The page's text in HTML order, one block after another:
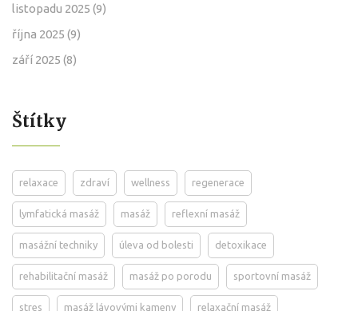
listopadu 2025 (9)
října 2025 (9)
září 2025 (8)
Štítky
relaxace zdraví wellness regenerace
lymfatická masáž masáž reflexní masáž
masážní techniky úleva od bolesti detoxikace
rehabilitační masáž masáž po porodu sportovní masáž
stres masáž lávovými kameny relaxační masáž